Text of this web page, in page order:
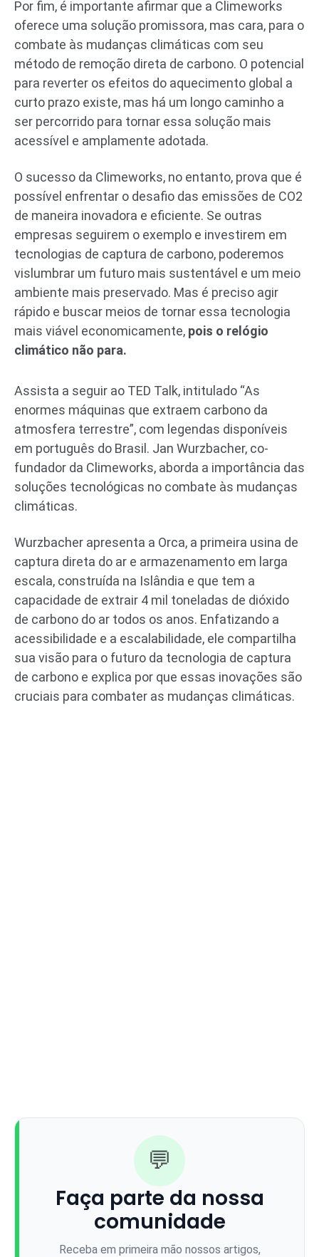
Por fim, é importante afirmar que a Climeworks
oferece uma solução promissora, mas cara, para o
combate às mudanças climáticas com seu
método de remoção direta de carbono. O potencial
para reverter os efeitos do aquecimento global a
curto prazo existe, mas há um longo caminho a
ser percorrido para tornar essa solução mais
acessível e amplamente adotada.
O sucesso da Climeworks, no entanto, prova que é
possível enfrentar o desafio das emissões de CO2
de maneira inovadora e eficiente. Se outras
empresas seguirem o exemplo e investirem em
tecnologias de captura de carbono, poderemos
vislumbrar um futuro mais sustentável e um meio
ambiente mais preservado. Mas é preciso agir
rápido e buscar meios de tornar essa tecnologia
mais viável economicamente, pois o relógio
climático não para.
Assista a seguir ao TED Talk, intitulado “As
enormes máquinas que extraem carbono da
atmosfera terrestre”, com legendas disponíveis
em português do Brasil. Jan Wurzbacher, co-
fundador da Climeworks, aborda a importância das
soluções tecnológicas no combate às mudanças
climáticas.
Wurzbacher apresenta a Orca, a primeira usina de
captura direta do ar e armazenamento em larga
escala, construída na Islândia e que tem a
capacidade de extrair 4 mil toneladas de dióxido
de carbono do ar todos os anos. Enfatizando a
acessibilidade e a escalabilidade, ele compartilha
sua visão para o futuro da tecnologia de captura
de carbono e explica por que essas inovações são
cruciais para combater as mudanças climáticas.
💬
Faça parte da nossa
comunidade
Receba em primeira mão nossos artigos,